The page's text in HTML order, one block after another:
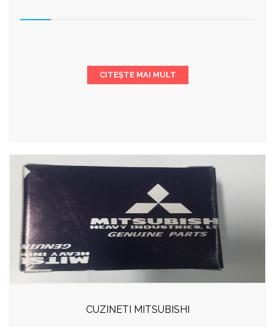
CITEȘTE MAI MULT
CUZINETI MITSUBISHI